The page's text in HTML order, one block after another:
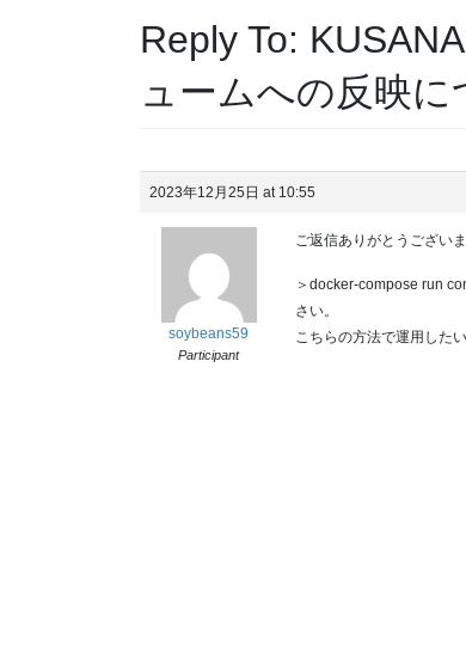
Reply To:
ュームへの反映に
2023年12月25日 at 10:55
soybeans59
Participant
ご返信ありがとうございま
＞docker-compose run
さい。
こちらの方法で運用した